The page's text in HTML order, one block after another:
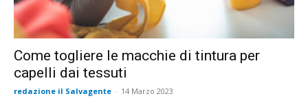
Come togliere le macchie di tintura per
capelli dai tessuti
redazione il Salvagente - 14 Marzo 2023